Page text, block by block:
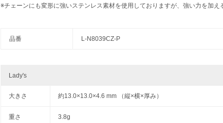
※チェーンにも変形に強いステンレス素材を使用しておりますが、強い力を加え
品番 L-N8039CZ-P
Lady's
大きさ 約13.0×13.0×4.6 mm （縦×横×厚み）
重さ 3.8g